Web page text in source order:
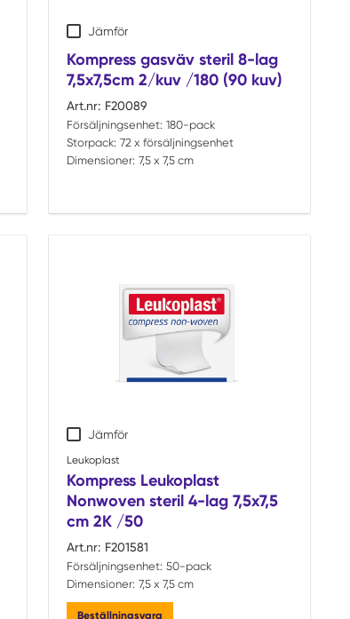
Jämför
Kompress gasväv steril 8-lag
7,5x7,5cm 2/kuv /180 (90 kuv)
Art.nr: F20089
Försäljningsenhet: 180-pack
Storpack: 72 x försäljningsenhet
Dimensioner: 7,5 x 7,5 cm
Jämför
Leukoplast
Kompress Leukoplast
Nonwoven steril 4-lag 7,5x7,5
cm 2K /50
Art.nr: F201581
Försäljningsenhet: 50-pack
Dimensioner: 7,5 x 7,5 cm
Beställningsvara